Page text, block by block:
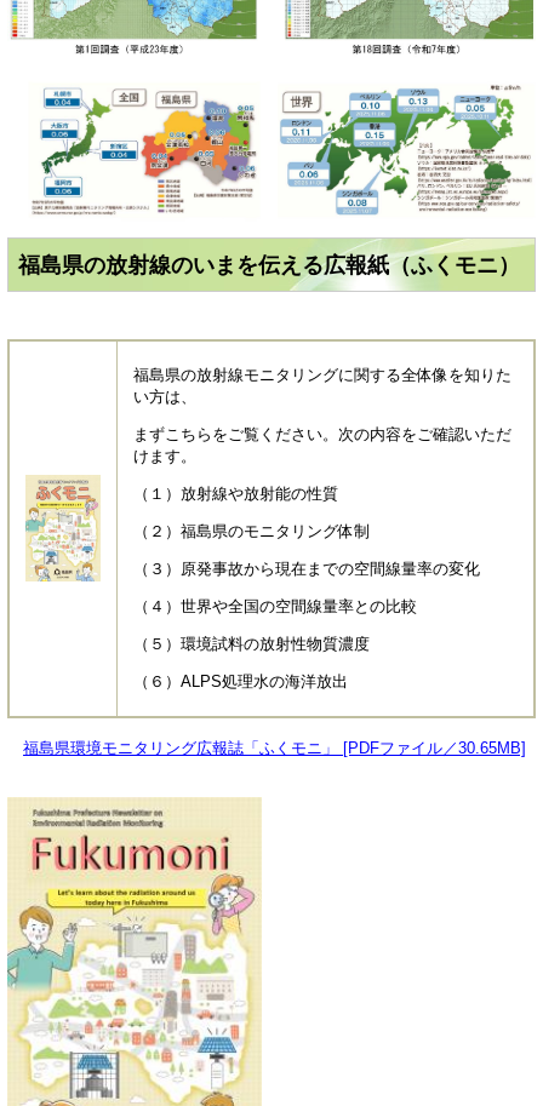
福島県の放射線のいまを伝える広報紙（ふくモニ）
福島県の放射線モニタリングに関する全体像を知りた
い方は、
まずこちらをご覧ください。次の内容をご確認いただ
けます。
（１）放射線や放射能の性質
（２）福島県のモニタリング体制
（３）原発事故から現在までの空間線量率の変化
（４）世界や全国の空間線量率との比較
（５）環境試料の放射性物質濃度
（６）ALPS処理水の海洋放出
福島県環境モニタリング広報誌「ふくモニ」 [PDFファイル／30.65MB]